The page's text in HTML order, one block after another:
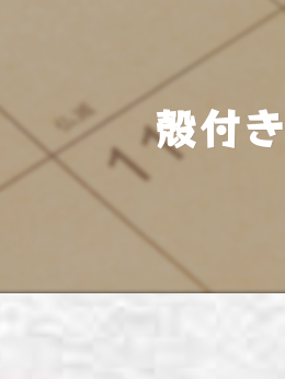
わいず熊谷店
わいず春日部店
わいず三芳店
パート・アルバイト用求人
殻付